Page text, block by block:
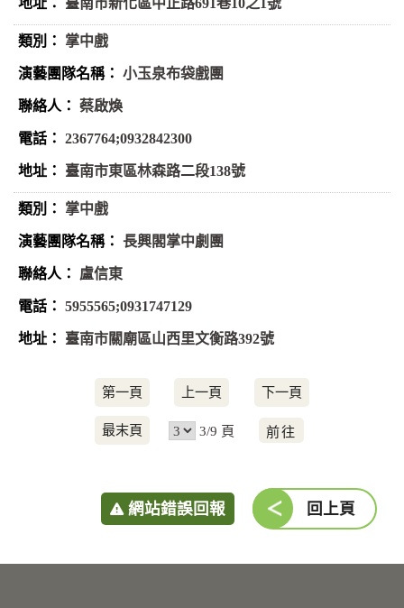
臺南市新化區中正路691巷10之1號
掌中戲
小玉泉布袋戲團
蔡啟煥
2367764;0932842300
臺南市東區林森路二段138號
掌中戲
長興閣掌中劇團
盧信東
5955565;0931747129
臺南市關廟區山西里文衡路392號
第一頁 上一頁 下一頁
最末頁 3/9 頁
前
網站錯誤回報 回上頁